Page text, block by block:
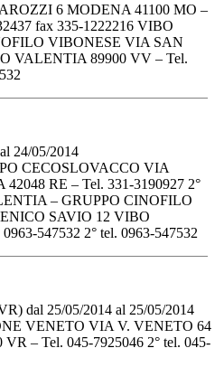
6 MODENA 41100 MO –
fax 335-1222216 VIBO
VIBONESE VIA SAN
VALENTIA 89900 VV – Tel.
24/05/2014
CECOSLOVACCO VIA
RE – Tel. 331-3190927 2°
– GRUPPO CINOFILO
SAVIO 12 VIBO
547532 2° tel. 0963-547532
dal 25/05/2014 al 25/05/2014
VENETO VIA V. VENETO 64
– Tel. 045-7925046 2° tel. 045-